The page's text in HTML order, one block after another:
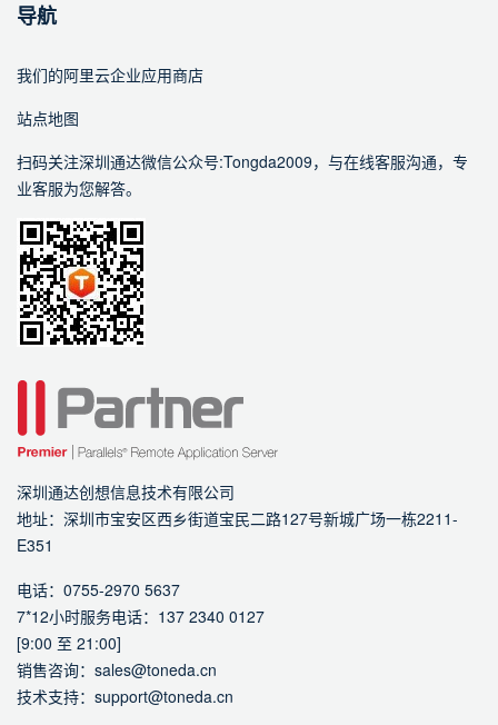
导航
我们的阿里云企业应用商店
站点地图
扫码关注深圳通达微信公众号:Tongda2009，与在线客服沟通，专
业客服为您解答。
深圳通达创想信息技术有限公司
地址：深圳市宝安区西乡街道宝民二路127号新城广场一栋2211-
E351
电话：0755-2970 5637
7*12小时服务电话：137 2340 0127
[9:00 至 21:00]
销售咨询：sales@toneda.cn
技术支持：support@toneda.cn